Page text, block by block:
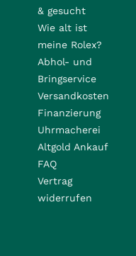
& gesucht
Wie alt ist
meine Rolex?
Abhol- und
Bringservice
Versandkosten
Finanzierung
Uhrmacherei
Altgold Ankauf
FAQ
Vertrag
widerrufen